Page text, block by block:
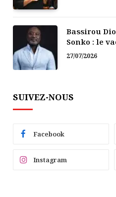
Bassirou
Sonko : le
doit pas
Fraternité
27/07/2026
SUIVEZ-NOUS
Facebook
Instagram